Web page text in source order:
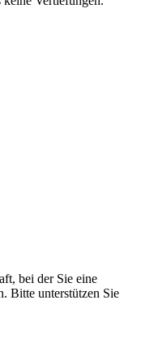
bei der Sie eine
Bitte unterstützen Sie